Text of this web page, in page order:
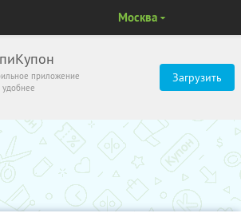
приложение
Загрузить
Москва